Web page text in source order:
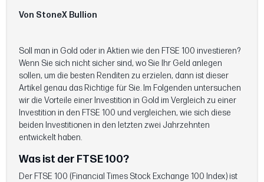
Von StoneX Bullion
Soll man in Gold oder in Aktien wie den FTSE 100 investieren?
Wenn Sie sich nicht sicher sind, wo Sie Ihr Geld anlegen
sollen, um die besten Renditen zu erzielen, dann ist dieser
Artikel genau das Richtige für Sie. Im Folgenden untersuchen
wir die Vorteile einer Investition in Gold im Vergleich zu einer
Investition in den FTSE 100 und vergleichen, wie sich diese
beiden Investitionen in den letzten zwei Jahrzehnten
entwickelt haben.
Was ist der FTSE 100?
Der FTSE 100 (Financial Times Stock Exchange 100 Index) ist